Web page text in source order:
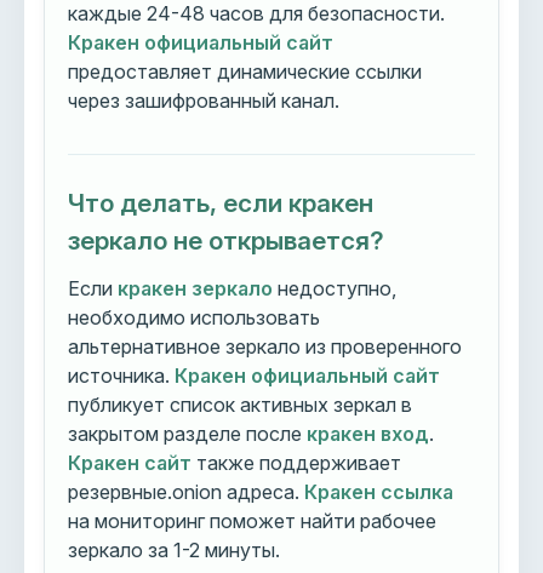
каждые 24-48 часов для безопасности.
Кракен официальный сайт
предоставляет динамические ссылки
через зашифрованный канал.
Что делать, если кракен
зеркало не открывается?
Если кракен зеркало недоступно,
необходимо использовать
альтернативное зеркало из проверенного
источника. Кракен официальный сайт
публикует список активных зеркал в
закрытом разделе после кракен вход.
Кракен сайт также поддерживает
резервные.onion адреса. Кракен ссылка
на мониторинг поможет найти рабочее
зеркало за 1-2 минуты.